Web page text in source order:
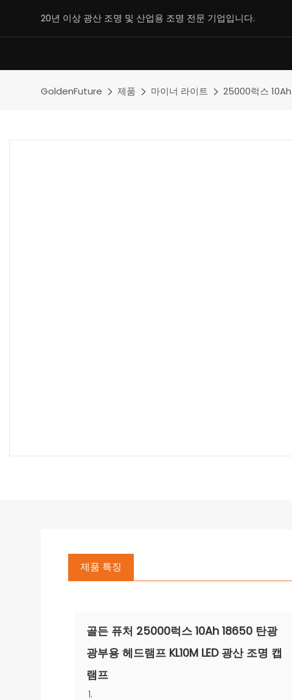
20년 이상 광산 조명 및 산업용 조명 전문 기업입니다.
GoldenFuture 제품 마이너 라이트 25000럭스
제품 특징
골든 퓨처 25000럭스 10Ah 18650 탄광
광부용 헤드램프 KL10M LED 광산 조명 캡
램프